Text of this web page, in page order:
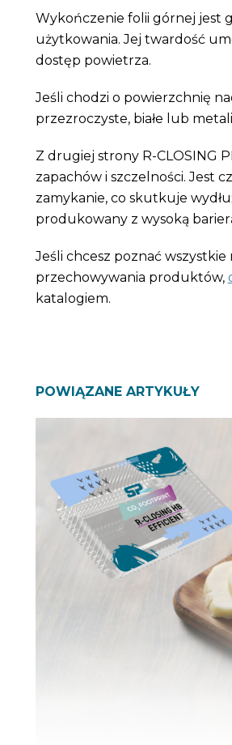
Wykończenie folii górnej jest
użytkowania. Jej twardość
dostęp powietrza.
Jeśli chodzi o powierzchnię
przezroczyste, białe lub
Z drugiej strony R-CLOSING
zapachów i szczelności. Jest
zamykanie, co skutkuje
produkowany z wysoką
Jeśli chcesz poznać
przechowywania produktów,
katalogiem.
POWIĄZANE ARTYKUŁY